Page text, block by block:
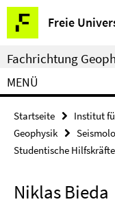
Springe
direkt
zu
Inhalt
Freie
Service-
Navigation
Fachrichtung
MENÜ
Startseite
Institut
Geophysik
Studentische Hilfskräfte
Niklas Bieda